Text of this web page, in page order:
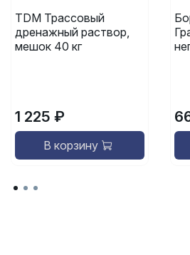
TDM Трассовый
дренажный раствор,
мешок 40 кг
1 225 ₽
В корзину